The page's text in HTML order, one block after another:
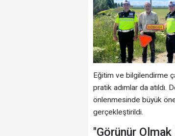
Eğitim ve bilgilendirme
pratik adımlar da atıldı.
önlenmesinde büyük
gerçekleştirildi.
"Görünür